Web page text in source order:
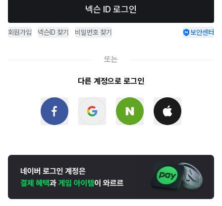
넥슨 ID 로그인
회원가입 넥슨ID 찾기 비밀번호 찾기 보안센터
또는
다른 계정으로 로그인